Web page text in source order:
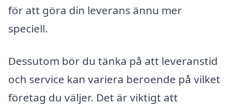
för att göra din leverans ännu mer
speciell.
Dessutom bör du tänka på att leveranstid
och service kan variera beroende på vilket
företag du väljer. Det är viktigt att